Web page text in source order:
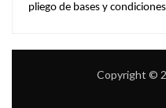
pliego de bases y
Copyright ©